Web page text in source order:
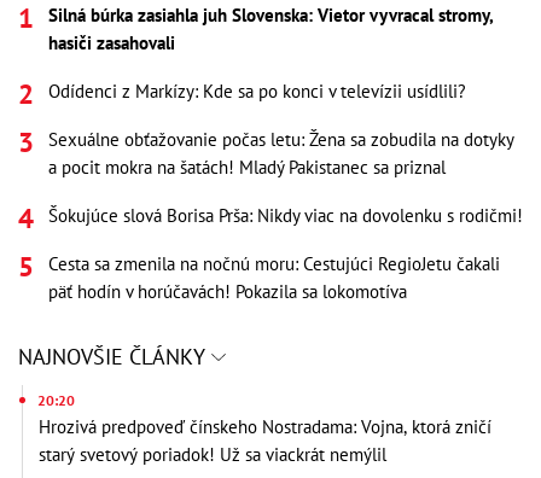
Silná búrka zasiahla juh Slovenska: Vietor vyvracal stromy,
hasiči zasahovali
Odídenci z Markízy: Kde sa po konci v televízii usídlili?
Sexuálne obťažovanie počas letu: Žena sa zobudila na dotyky
a pocit mokra na šatách! Mladý Pakistanec sa priznal
Šokujúce slová Borisa Prša: Nikdy viac na dovolenku s rodičmi!
Cesta sa zmenila na nočnú moru: Cestujúci RegioJetu čakali
päť hodín v horúčavách! Pokazila sa lokomotíva
NAJNOVŠIE ČLÁNKY
20:20
Hrozivá predpoveď čínskeho Nostradama: Vojna, ktorá zničí
starý svetový poriadok! Už sa viackrát nemýlil